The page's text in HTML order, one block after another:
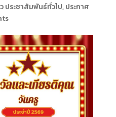
ประชาสัมพันธ์ทั่วไป,ประกาศ